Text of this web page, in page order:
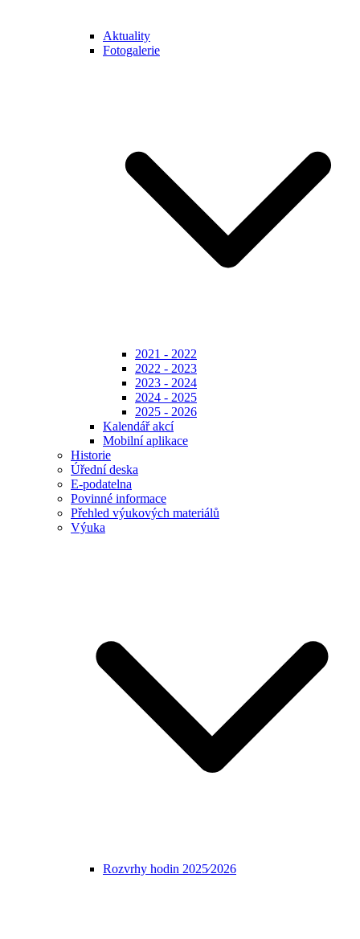
Aktuality
Fotogalerie
2021 - 2022
2022 - 2023
2023 - 2024
2024 - 2025
2025 - 2026
Kalendář akcí
Mobilní aplikace
Historie
Úřední deska
E-podatelna
Povinné informace
Přehled výukových materiálů
Výuka
Rozvrhy hodin 2025⁄2026